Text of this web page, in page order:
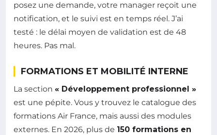
posez une demande, votre manager reçoit une
notification, et le suivi est en temps réel. J’ai
testé : le délai moyen de validation est de 48
heures. Pas mal.
FORMATIONS ET MOBILITÉ INTERNE
La section « Développement professionnel »
est une pépite. Vous y trouvez le catalogue des
formations Air France, mais aussi des modules
externes. En 2026, plus de 150 formations en